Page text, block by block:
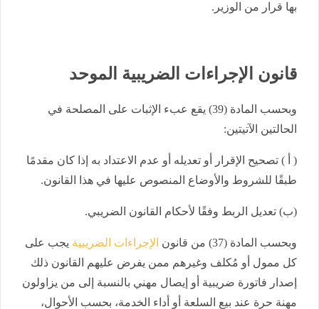
بها قرار من الوزير.
قانون الإجراءات الضريبية الموحد
وبحسب المادة (39) يقع عبء الإثبات على المصلحة في
الحالتين الآتيتين:
( أ ) تصحيح الإقرار أو تعديله أو عدم الاعتداد به إذا كان مقدمًا
طبقًا للشروط والأوضاع المنصوص عليها في هذا القانون.
(ب) تعديل الربط وفقًا لأحكام القانون الضريبي.
وبحسب المادة (37) من قانون الإجراءات الضريبية يجب على
كل ممول أو مُكلف وغيرهم ممن يفرض عليهم القانون ذلك
إصدار فاتورة ضريبية أو إيصال مهني بالنسبة إلى من يزاولون
مهنة حرة عند بيع السلعة أو أداء الخدمة، بحسب الأحوال،